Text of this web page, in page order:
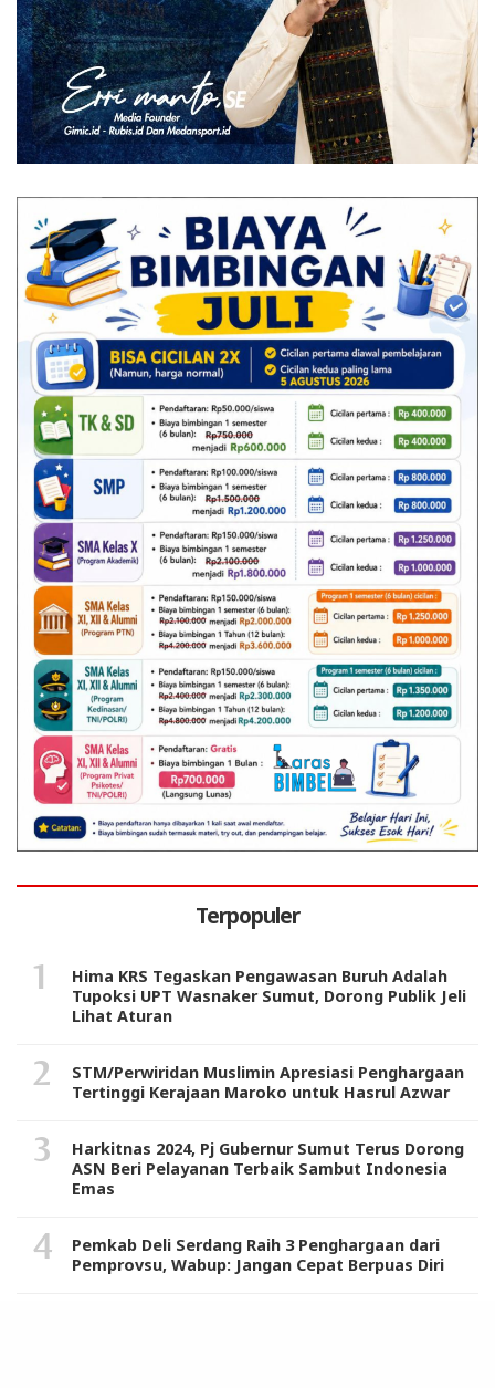
Terpopuler
Hima KRS Tegaskan Pengawasan Buruh Adalah
Tupoksi UPT Wasnaker Sumut, Dorong Publik Jeli
Lihat Aturan
STM/Perwiridan Muslimin Apresiasi Penghargaan
Tertinggi Kerajaan Maroko untuk Hasrul Azwar
Harkitnas 2024, Pj Gubernur Sumut Terus Dorong
ASN Beri Pelayanan Terbaik Sambut Indonesia
Emas
Pemkab Deli Serdang Raih 3 Penghargaan dari
Pemprovsu, Wabup: Jangan Cepat Berpuas Diri